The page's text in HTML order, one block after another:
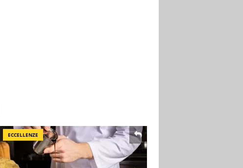
ECCELLENZE